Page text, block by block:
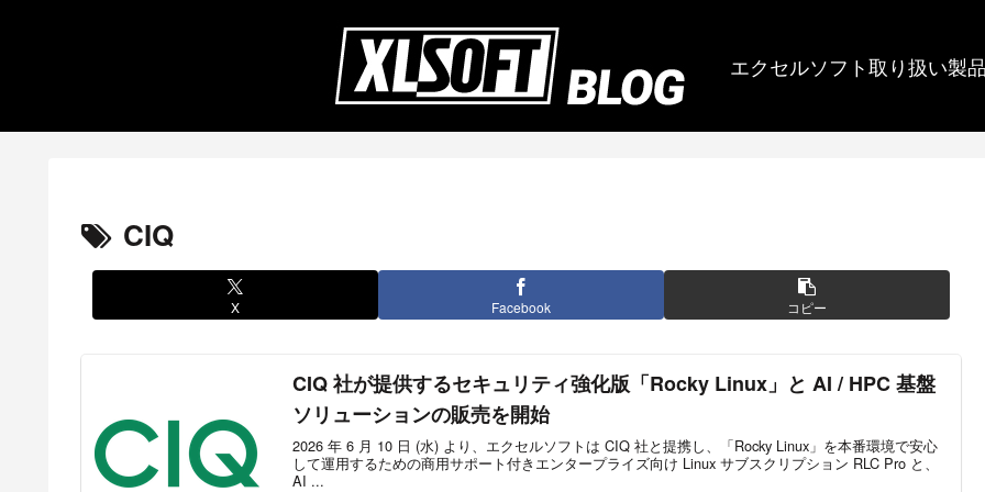
エクセルソフト取り扱い製
CIQ
X Facebook コピー
CIQ 社が提供するセキュリティ強化版「Rocky Linux」と AI / HPC 基盤
ソリューションの販売を開始
2026 年 6 月 10 日 (水) より、エクセルソフトは CIQ 社と提携し、「Rocky Linux」を本番環境で安心
して運用するための商用サポート付きエンタープライズ向け Linux サブスクリプション RLC Pro と、
AI ...